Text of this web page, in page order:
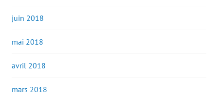
juin 2018
mai 2018
avril 2018
mars 2018